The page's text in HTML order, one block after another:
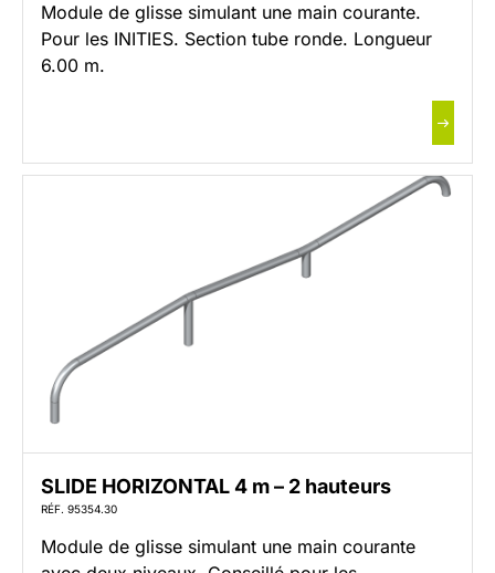
Module de glisse simulant une main courante.
Pour les INITIES. Section tube ronde. Longueur
6.00 m.
SLIDE HORIZONTAL 4 m – 2 hauteurs
RÉF. 95354.30
Module de glisse simulant une main courante